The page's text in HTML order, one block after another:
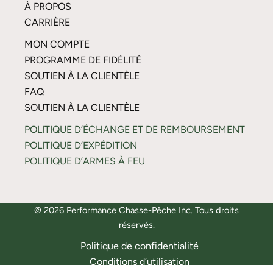
À PROPOS
CARRIÈRE
MON COMPTE
PROGRAMME DE FIDÉLITÉ
SOUTIEN À LA CLIENTÈLE
FAQ
SOUTIEN À LA CLIENTÈLE
POLITIQUE D’ÉCHANGE ET DE REMBOURSEMENT
POLITIQUE D’EXPÉDITION
POLITIQUE D’ARMES À FEU
© 2026 Performance Chasse-Pêche Inc. Tous droits
réservés.
Politique de confidentialité
Conditions d’utilisation